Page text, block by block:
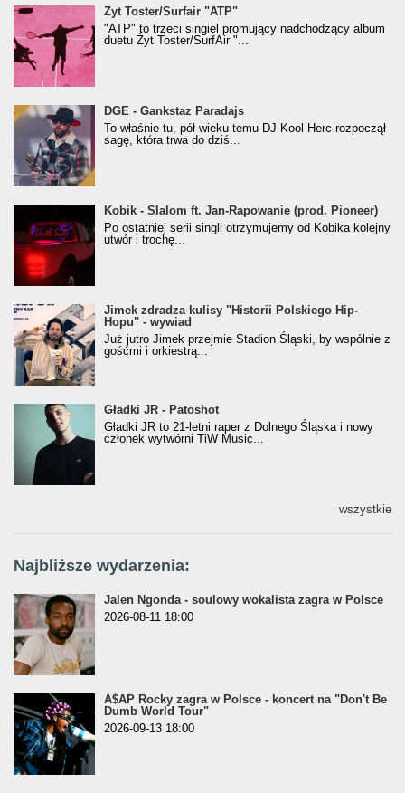
Żyt Toster/SurfAir - ATP VIDEO
Żyt Toster/Surfair "ATP"
"ATP" to trzeci singiel promujący nadchodzący album
duetu Żyt Toster/SurfAir "...
donGURALesko z nagrodą za
Klasyczny/Trueschoolowy Album Roku
(Popkillery 2023)
DGE - Gankstaz Paradajs
To właśnie tu, pół wieku temu DJ Kool Herc rozpoczął
sagę, która trwa do dziś...
Kobik - Slalom ft. Jan-Rapowanie (prod. Pioneer)
[Official Music Visualiser]
Kobik - Slalom ft. Jan-Rapowanie (prod. Pioneer)
Po ostatniej serii singli otrzymujemy od Kobika kolejny
utwór i trochę...
Jimek zdradza kulisy "Historii Polskiego Hip-
Hopu" - wywiad
Jimek zdradza kulisy "Historii Polskiego Hip-
Hopu" - wywiad
Już jutro Jimek przejmie Stadion Śląski, by wspólnie z
gośćmi i orkiestrą...
Gładki JR - Patoshot
Gładki JR - Patoshot
Gładki JR to 21-letni raper z Dolnego Śląska i nowy
członek wytwórni TiW Music...
wszystkie
Najbliższe wydarzenia:
Jalen Ngonda - soulowy wokalista zagra w Polsce
2026-08-11 18:00
A$AP Rocky zagra w Polsce - koncert na "Don't Be
Dumb World Tour"
2026-09-13 18:00